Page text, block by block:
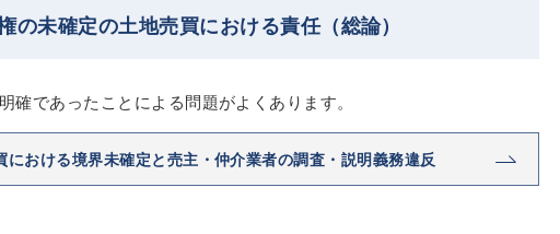
未確定の土地売買における責任（総論）
確であったことによる問題がよくあります。
おける境界未確定と売主・仲介業者の調査・説明義務違反